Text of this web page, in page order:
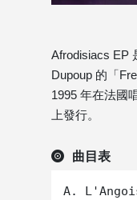
Afrodisiacs EP
Dupoup 的「
1995 年在法國
上發行。
曲目表
A.